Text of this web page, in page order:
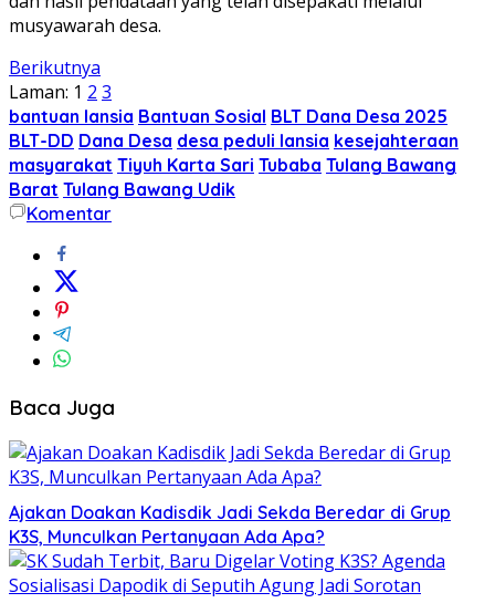
musyawarah desa.
Berikutnya
Laman: 1 2 3
bantuan lansia Bantuan Sosial BLT Dana Desa 2025
BLT-DD Dana Desa desa peduli lansia kesejahteraan
masyarakat Tiyuh Karta Sari Tubaba Tulang Bawang
Barat Tulang Bawang Udik
Komentar
Baca Juga
Ajakan Doakan Kadisdik Jadi Sekda Beredar di Grup
K3S, Munculkan Pertanyaan Ada Apa?